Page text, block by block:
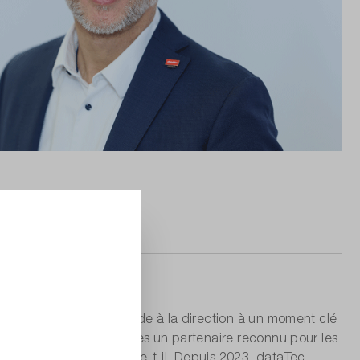
mars 2025. Il succède à la direction à un moment clé
30 ans, nous sommes un partenaire reconnu pour les
dataTec », explique-t-il. Depuis 2023, dataTec